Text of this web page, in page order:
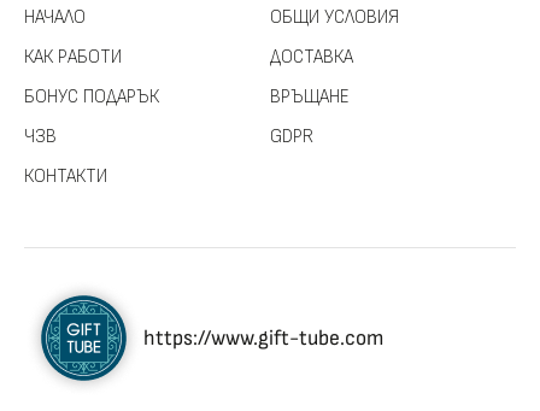
НАЧАЛО
КАК РАБОТИ
БОНУС ПОДАРЪК
ЧЗВ
КОНТАКТИ
ОБЩИ УСЛОВИЯ
ДОСТАВКА
ВРЪЩАНЕ
GDPR
https://www.gift-tube.com